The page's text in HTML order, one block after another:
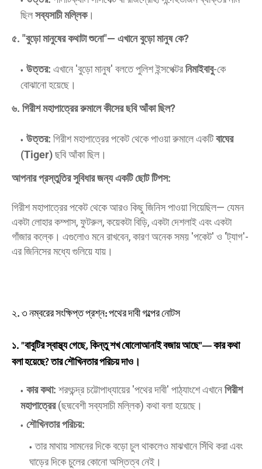
ছিলসব্যসাচী মল্লিক।
৫. "বুড়ো মানুষের কথাটা শুনো"— এখানে বুড়ো মানুষ কে?
উত্তর: এখানে 'বুড়ো মানুষ' বলতে পুলিশ ইন্সপেক্টরনিমাইবাবু-কে
বোঝানো হয়েছে।
৬. গিরীশ মহাপাত্রের রুমালে কীসের ছবি আঁকা ছিল?
উত্তর: গিরীশ মহাপাত্রের পকেট থেকে পাওয়া রুমালে একটিবাঘের
(Tiger)ছবি আঁকা ছিল।
আপনার প্রস্তুতির সুবিধার জন্য একটি ছোট টিপস:
গিরীশ মহাপাত্রের পকেট থেকে আরও কিছু জিনিস পাওয়া গিয়েছিল— যেমন
একটা লোহার কম্পাস, ফুটরুল, কয়েকটা বিড়ি, একটা দেশলাই এবং একটা
গাঁজার কল্কে। এগুলোও মনে রাখবেন, কারণ অনেক সময় 'পকেট' ও 'ট্যাগ'-
এর জিনিসের মধ্যে গুলিয়ে যায়।
​২. ৩ নম্বরের সংক্ষিপ্ত প্রশ্ন: পথের দাবী গল্পের নোটস
১. "বাবুটির স্বাস্থ্য গেছে, কিন্তু শখ ষোলোআনাই বজায় আছে"— কার কথা
বলা হয়েছে? তার শৌখিনতার পরিচয় দাও।
কার কথা: শরৎচন্দ্র চট্টোপাধ্যায়ের 'পথের দাবী' পাঠ্যাংশে এখানেগিরীশ
মহাপাত্রের(ছদ্মবেশী সব্যসাচী মল্লিক) কথা বলা হয়েছে।
শৌখিনতার পরিচয়:
​তার মাথায় সামনের দিকে বড়ো চুল থাকলেও মাঝখানে সিঁথি করা এবং
ঘাড়ের দিকে চুলের কোনো অস্তিত্ব নেই।